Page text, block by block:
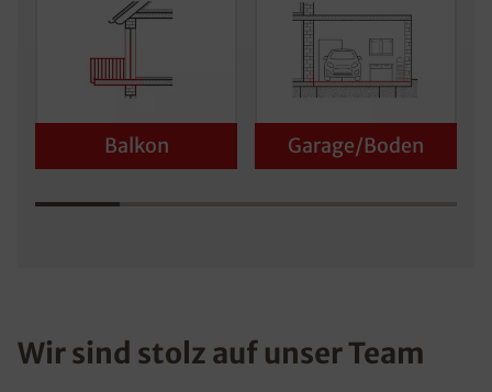
Balkon Garage/Boden
Wir sind stolz auf unser Team